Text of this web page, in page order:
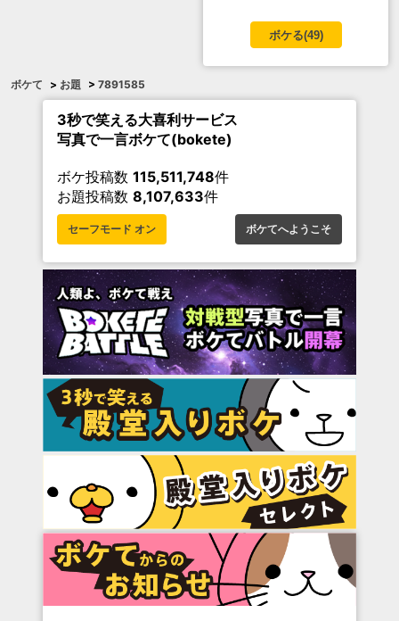
ボケる(49)
ボケて > お題 > 7891585
3秒で笑える大喜利サービス
写真で一言ボケて(bokete)
ボケ投稿数 115,511,748件
お題投稿数 8,107,633件
セーフモード オン ボケてへようこそ